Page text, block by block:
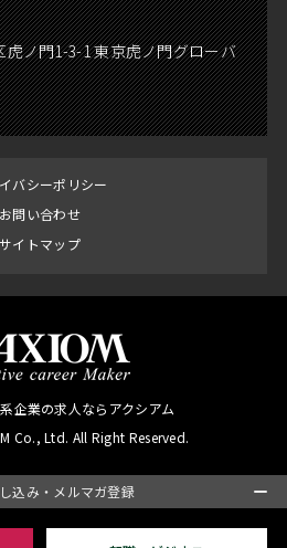
込み・メルマガ登録
ノ門1-3-1 東京虎ノ門グローバ
バシーポリシー
お問い合わせ
サイトマップ
企業の求人ならアクシアム
Co., Ltd. All Right Reserved.